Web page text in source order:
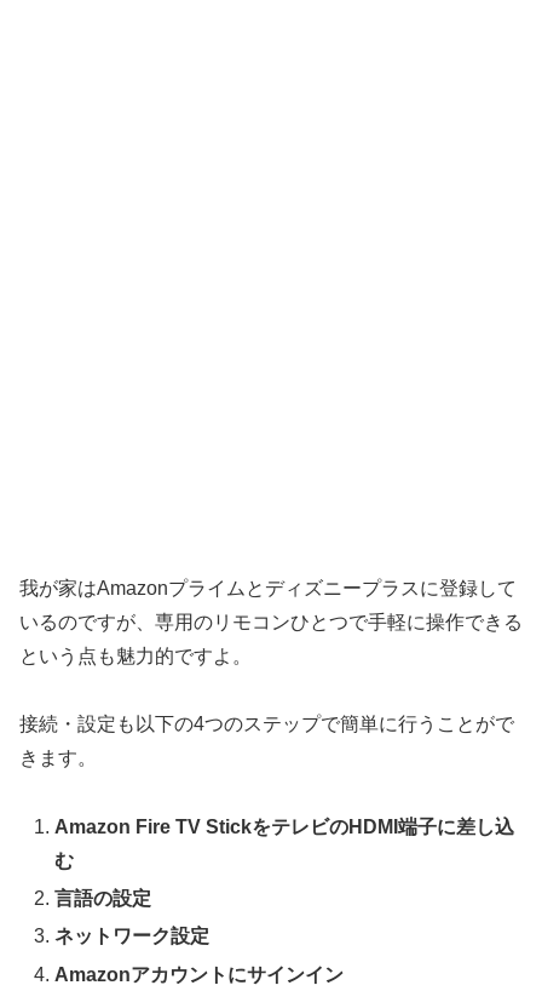
我が家はAmazonプライムとディズニープラスに登録して
いるのですが、専用のリモコンひとつで手軽に操作できる
という点も魅力的ですよ。
接続・設定も以下の4つのステップで簡単に行うことがで
きます。
Amazon Fire TV StickをテレビのHDMI端子に差し込
む
言語の設定
ネットワーク設定
Amazonアカウントにサインイン